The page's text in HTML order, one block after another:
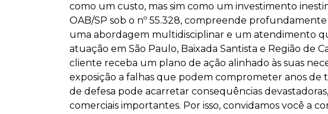
como um custo, mas sim como um investimento
OAB/SP sob o nº 55.328, compreende
uma abordagem multidisciplinar e um atendimento
atuação em São Paulo, Baixada Santista e Região de
cliente receba um plano de ação alinhado às suas
exposição a falhas que podem comprometer anos de
de defesa pode acarretar consequências
comerciais importantes. Por isso, convidamos você a